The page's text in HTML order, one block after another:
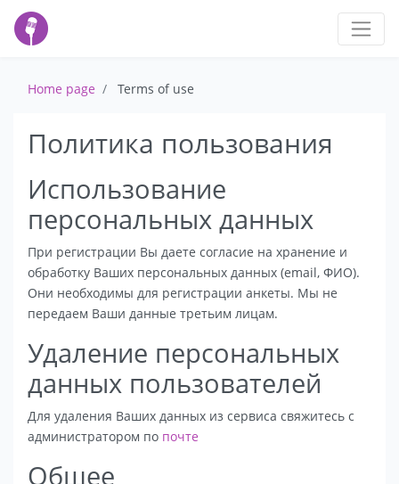
Home page Terms of use
Политика пользования
Использование
персональных данных
При регистрации Вы даете согласие на хранение и
обработку Ваших персональных данных (email, ФИО).
Они необходимы для регистрации анкеты. Мы не
передаем Ваши данные третьим лицам.
Удаление персональных
данных пользователей
Для удаления Ваших данных из сервиса свяжитесь с
администратором по почте
Общее